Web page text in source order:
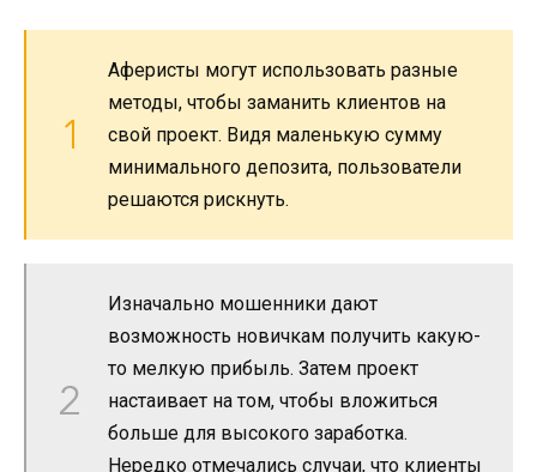
Аферисты могут использовать разные
методы, чтобы заманить клиентов на
свой проект. Видя маленькую сумму
минимального депозита, пользователи
решаются рискнуть.
Изначально мошенники дают
возможность новичкам получить какую-
то мелкую прибыль. Затем проект
настаивает на том, чтобы вложиться
больше для высокого заработка.
Нередко отмечались случаи, что клиенты